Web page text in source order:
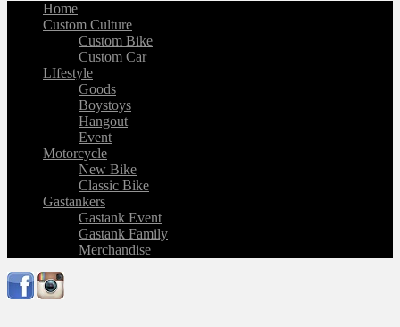
Home
Custom Culture
Custom Bike
Custom Car
LIfestyle
Goods
Boystoys
Hangout
Event
Motorcycle
New Bike
Classic Bike
Gastankers
Gastank Event
Gastank Family
Merchandise